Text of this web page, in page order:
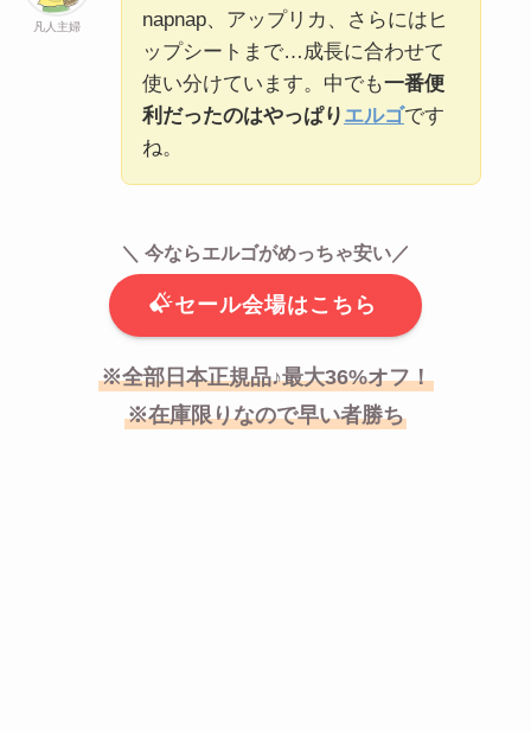
凡人主婦
napnap、アップリカ、さらにはヒ
ップシートまで…成長に合わせて
使い分けています。中でも一番便
利だったのはやっぱり エルゴです
ね。
＼ 今ならエルゴがめっちゃ安い／
セール会場はこちら
※全部日本正規品♪最大36%オフ！
※在庫限りなので早い者勝ち